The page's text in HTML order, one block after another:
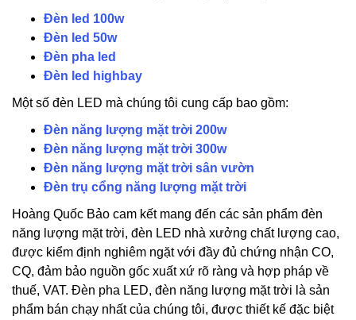
Đèn led 100w
Đèn led 50w
Đèn pha led
Đèn led highbay
Một số đèn LED mà chúng tôi cung cấp bao gồm:
Đèn năng lượng mặt trời 200w
Đèn năng lượng mặt trời 300w
Đèn năng lượng mặt trời sân vườn
Đèn trụ cổng năng lượng mặt trời
Hoàng Quốc Bảo cam kết mang đến các sản phẩm đèn
năng lượng mặt trời, đèn LED nhà xưởng chất lượng cao,
được kiểm định nghiêm ngặt với đầy đủ chứng nhận CO,
CQ, đảm bảo nguồn gốc xuất xứ rõ ràng và hợp pháp về
thuế, VAT. Đèn pha LED, đèn năng lượng mặt trời là sản
phẩm bán chạy nhất của chúng tôi, được thiết kế đặc biệt